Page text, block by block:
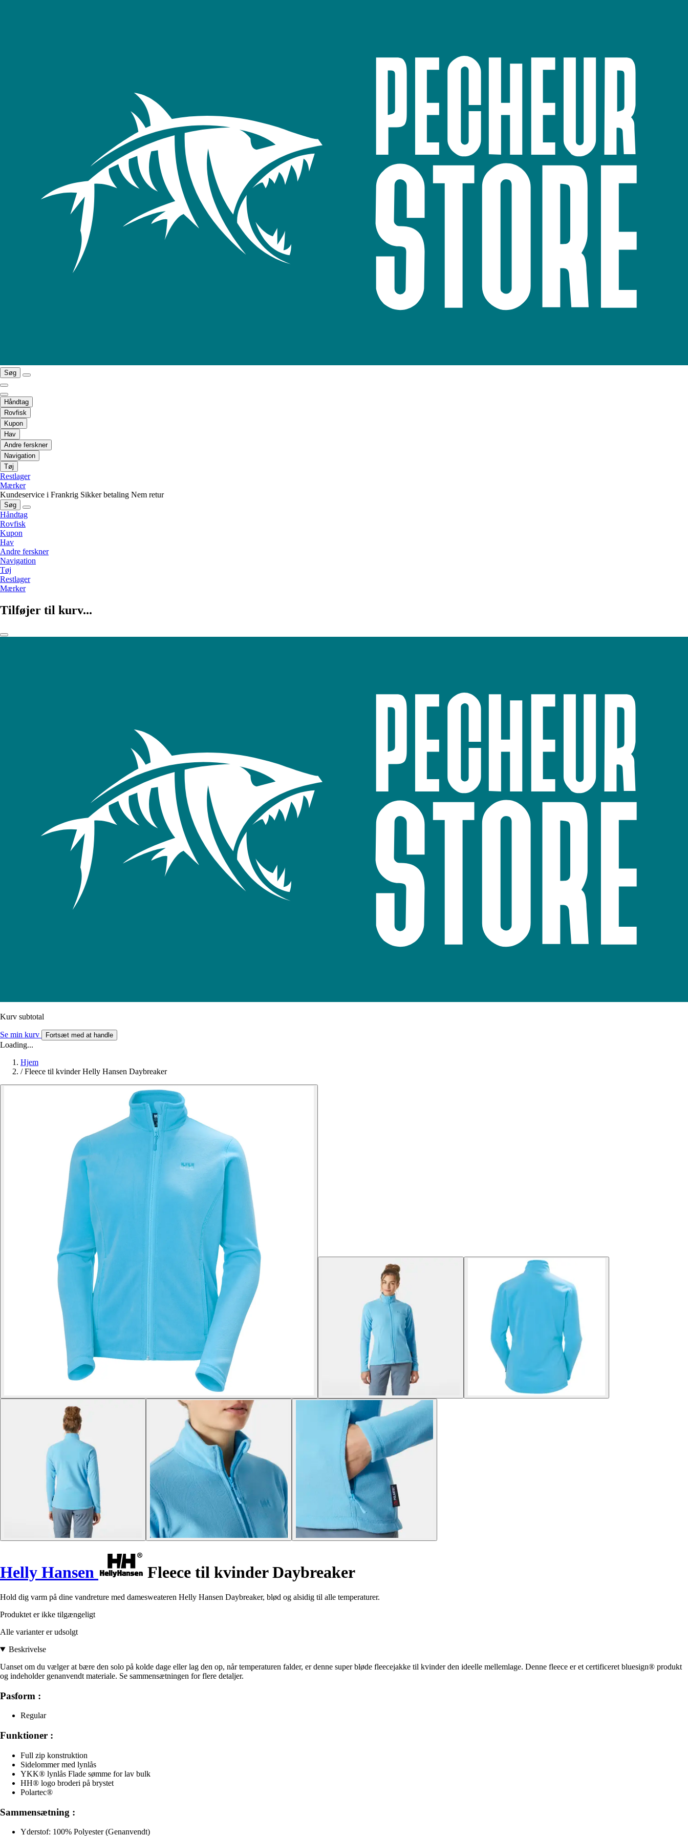
Søg
Håndtag
Rovfisk
Kupon
Hav
Andre ferskner
Navigation
Tøj
Restlager
Mærker
Kundeservice i Frankrig Sikker betaling Nem retur
Søg
Håndtag
Rovfisk
Kupon
Hav
Andre ferskner
Navigation
Tøj
Restlager
Mærker
Tilføjer til kurv...
Kurv subtotal
Se min kurv Fortsæt med at handle
Loading...
Hjem
/ Fleece til kvinder Helly Hansen Daybreaker
Helly Hansen Fleece til kvinder Daybreaker
Hold dig varm på dine vandreture med damesweateren Helly Hansen Daybreaker, blød og alsidig til alle temperaturer.
Produktet er ikke tilgængeligt
Alle varianter er udsolgt
Beskrivelse
Uanset om du vælger at bære den solo på kolde dage eller lag den op, når temperaturen falder, er denne super bløde fleecejakke til kvinder den ideelle mellemlage. Denne fleece er et certificeret bluesign® produkt
og indeholder genanvendt materiale. Se sammensætningen for flere detaljer.
Pasform :
Regular
Funktioner :
Full zip konstruktion
Sidelommer med lynlås
YKK® lynlås Flade sømme for lav bulk
HH® logo broderi på brystet
Polartec®
Sammensætning :
Yderstof: 100% Polyester (Genanvendt)